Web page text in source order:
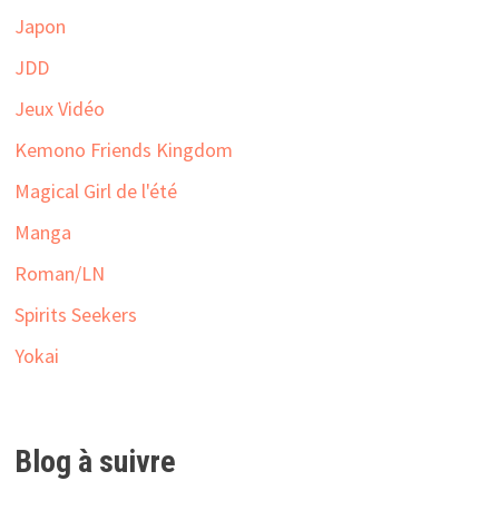
Japon
JDD
Jeux Vidéo
Kemono Friends Kingdom
Magical Girl de l'été
Manga
Roman/LN
Spirits Seekers
Yokai
Blog à suivre